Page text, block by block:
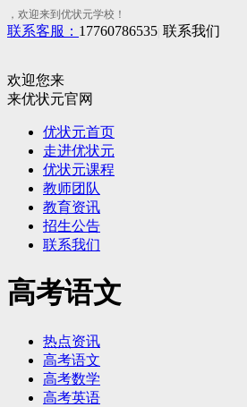
，欢迎来到优状元学校！
联系客服： 17760786535 联系我们
欢迎您来
来优状元官网
优状元首页
走进优状元
优状元课程
教师团队
教育资讯
招生公告
联系我们
高考语文
热点资讯
高考语文
高考数学
高考英语